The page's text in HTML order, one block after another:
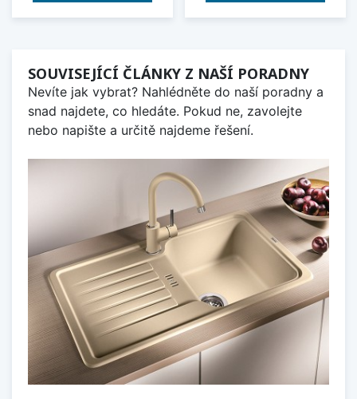
SOUVISEJÍCÍ ČLÁNKY Z NAŠÍ PORADNY
Nevíte jak vybrat? Nahlédněte do naší poradny a
snad najdete, co hledáte. Pokud ne, zavolejte
nebo napište a určitě najdeme řešení.